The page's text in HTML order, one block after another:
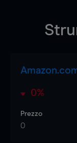
0%
Prezzo
0